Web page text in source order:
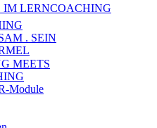
LERNCOACHING
. SEIN
MEETS
Module